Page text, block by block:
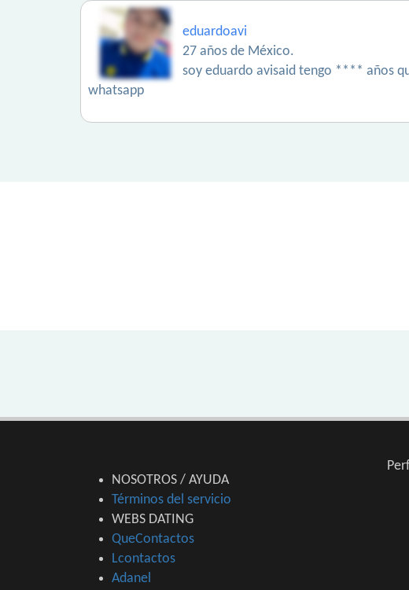
eduardoavi
27 años de México.
soy eduardo avisaid tengo **** años
whatsapp
NOSOTROS / AYUDA
Términos del servicio
WEBS DATING
QueContactos
Lcontactos
Adanel